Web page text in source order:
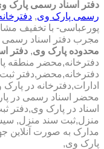
دفتر اسناد رسمی پارک
رسمی پارک وی,
پورعباسی- با تخفیف
مجرب دفتر اسناد
محدوده پارک وی, دفتر
دفترخانه,محضر منطقه
دفترخانه,محضر,دفتر
ادارات,دفترخانه در
محضر اسناد رسمی در
اسناد در پارک وی,دفتر
منزل,ثبت سند منزل,
مدارک به صورت آنلاین
پارک وی,